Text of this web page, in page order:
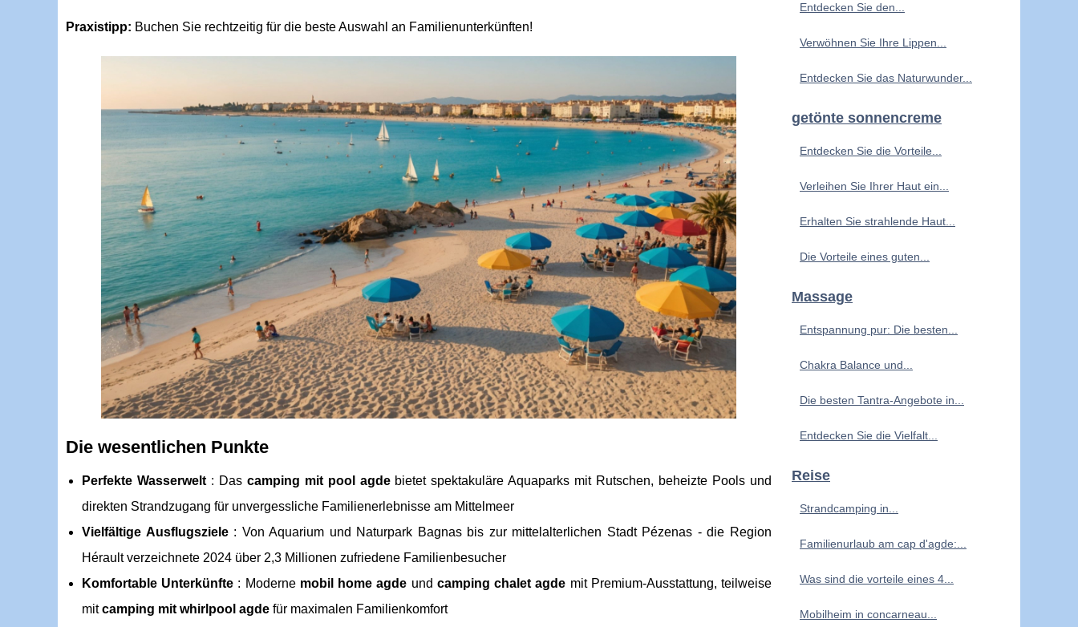
Praxistipp: Buchen Sie rechtzeitig für die beste Auswahl an Familienunterkünften!
Die wesentlichen Punkte
Perfekte Wasserwelt: Das camping mit pool agdebietet spektakuläre Aquaparks mit Rutschen, beheizte Pools und
direkten Strandzugang für unvergessliche Familienerlebnisse am Mittelmeer
Vielfältige Ausflugsziele: Von Aquarium und Naturpark Bagnas bis zur mittelalterlichen Stadt Pézenas - die Region
Hérault verzeichnete 2024 über 2,3 Millionen zufriedene Familienbesucher
Komfortable Unterkünfte : Moderne mobil home agde und camping chalet agde mit Premium-Ausstattung, teilweise
mitcamping mit whirlpool agde für maximalen Familienkomfort
Entdecken Sie den...
Verwöhnen Sie Ihre Lippen...
Entdecken Sie das Naturwunder...
getönte sonnencreme
Entdecken Sie die Vorteile...
Verleihen Sie Ihrer Haut ein...
Erhalten Sie strahlende Haut...
Die Vorteile eines guten...
Massage
Entspannung pur: Die besten...
Chakra Balance und...
Die besten Tantra-Angebote in...
Entdecken Sie die Vielfalt...
Reise
Strandcamping in...
Familienurlaub am cap d'agde:...
Was sind die vorteile eines 4...
Mobilheim in concarneau...